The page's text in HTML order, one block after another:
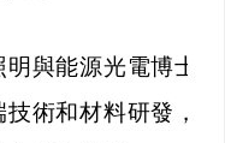
明與能源光電博士
技術和材料研發，